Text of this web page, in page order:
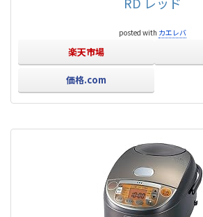
posted with カエレバ
楽天市場
価格.com